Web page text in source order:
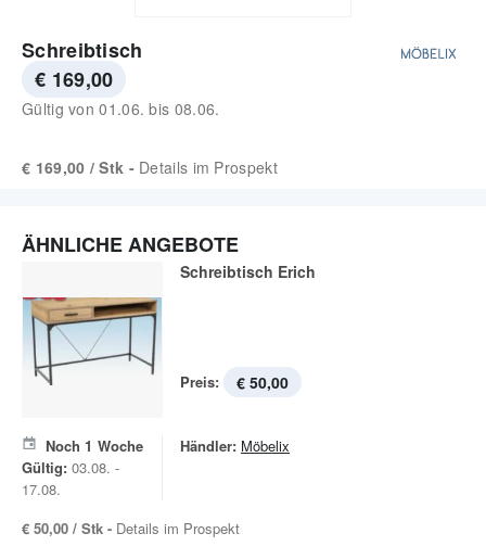
Schreibtisch
€ 169,00
Gültig von01.06. bis 08.06.
€ 169,00 / Stk - Details im Prospekt
ÄHNLICHE ANGEBOTE
Schreibtisch Erich
Preis: € 50,00
Noch 1 Woche
Gültig: 03.08. -
17.08.
Händler: Möbelix
€ 50,00 / Stk - Details im Prospekt